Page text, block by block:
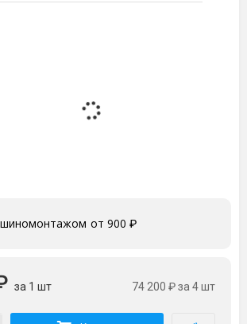
шиномонтажом от 900 ₽
за 1 шт 74 200 ₽за 4 шт